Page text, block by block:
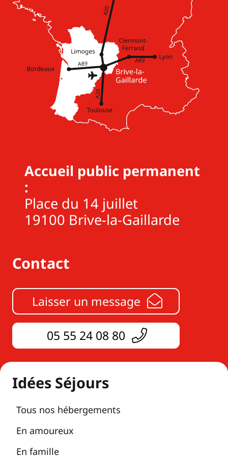
Accueil public permanent
:
Place du 14 juillet
19100 Brive-la-Gaillarde
Contact
Laisser un message
05 55 24 08 80
Idées Séjours
Tous nos hébergements
En amoureux
En famille